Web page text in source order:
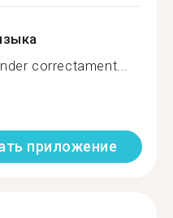
correctament...
приложение